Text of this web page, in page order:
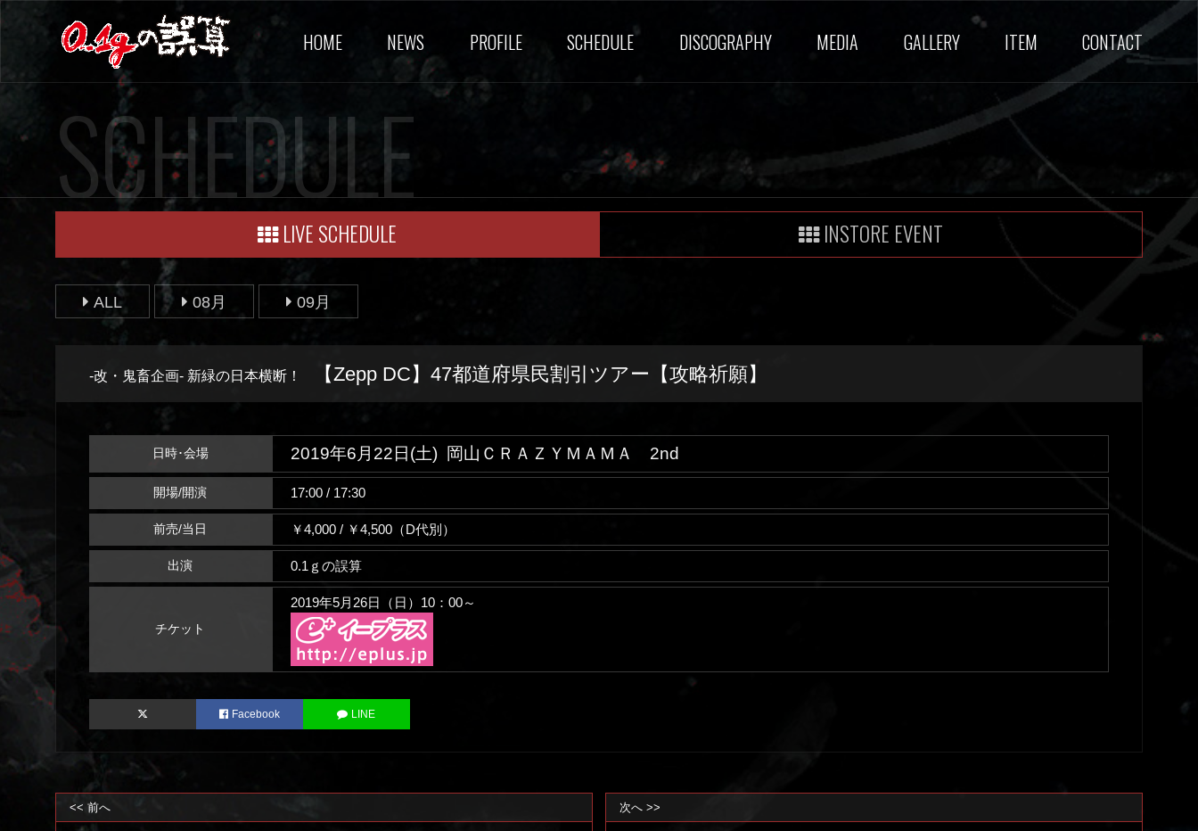
HOME NEWS PROFILE SCHEDULE DISCOGRAPHY MEDIA GALLERY ITEM CONTACT
SCHEDULE
LIVE SCHEDULE INSTORE EVENT
ALL 08月 09月
-改・鬼畜企画- 新緑の日本横断！ 【Zepp DC】47都道府県民割引ツアー【攻略祈願】
日時･会場 2019年6月22日(土) 岡山ＣＲＡＺＹＭＡＭＡ 2nd
開場/開演 17:00 / 17:30
前売/当日 ￥4,000 / ￥4,500（D代別）
出演 0.1ｇの誤算
チケット
2019年5月26日（日）10：00～
Facebook LINE
<< 前へ 次へ >>